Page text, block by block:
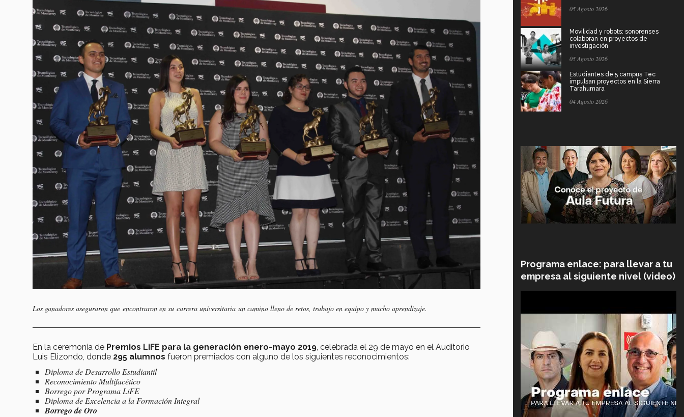
Los ganadores aseguraron que encontraron en su carrera universitaria un camino lleno de retos, trabajo en equipo y mucho aprendizaje.
En la ceremonia de Premios LiFE para la generación enero-mayo 2019, celebrada el 29 de mayo en el Auditorio
Luis Elizondo, donde 295 alumnos fueron premiados con alguno de los siguientes reconocimientos:
Diploma de Desarrollo Estudiantil
Reconocimiento Multifacético
Borrego por Programa LiFE
Diploma de Excelencia a la Formación Integral
Borrego de Oro
05 Agosto 2026
Movilidad y robots: sonorenses
colaboran en proyectos de
investigación
05 Agosto 2026
Estudiantes de 5 campus Tec
impulsan proyectos en la Sierra
Tarahumara
04 Agosto 2026
Programa enlace: para llevar a tu
empresa al siguiente nivel (video)